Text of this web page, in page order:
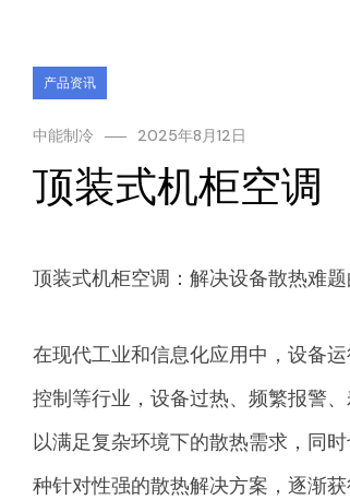
产品资讯
中能制冷 2025年8月12日
顶装式机柜空调
顶装式机柜空调：解决设备散热难
在现代工业和信息化应用中，设备
控制等行业，设备过热、频繁报警
以满足复杂环境下的散热需求，同
种针对性强的散热解决方案，逐渐获